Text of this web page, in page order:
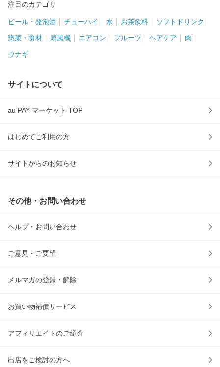
注目のカテゴリ
ビール・発泡酒 チューハイ 水 お茶飲料 ソフトドリンク
惣菜・食材 扇風機 エアコン フルーツ ヘアケア 肉
ウナギ
サイトについて
au PAY マーケット TOP
はじめてご利用の方
サイトからのお知らせ
その他・お問い合わせ
ヘルプ・お問い合わせ
ご意見・ご要望
メルマガの登録・解除
お買い物補償サービス
アフィリエイトのご紹介
出店をご検討の方へ